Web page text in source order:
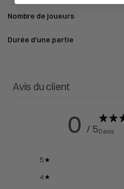
Nombre de joueurs
Durée d'une partie
Avis du client
0 / 50 avis
5
4